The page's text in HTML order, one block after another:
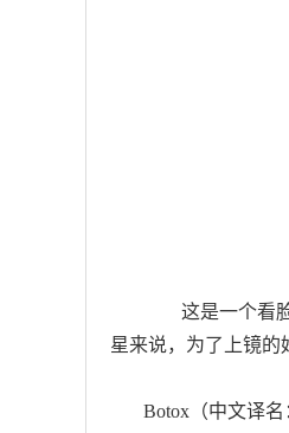
这是一个看脸
星来说，为了上镜的
Botox（中文译名